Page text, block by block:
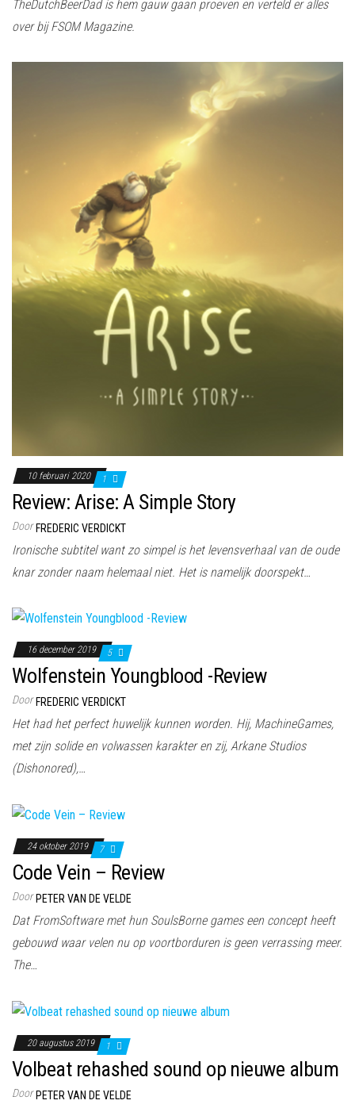
TheDutchBeerDad is hem gauw gaan proeven en verteld er alles
over bij FSOM Magazine.
10 februari 2020 1
Review: Arise: A Simple Story
Door FREDERIC VERDICKT
Ironische subtitel want zo simpel is het levensverhaal van de oude
knar zonder naam helemaal niet. Het is namelijk doorspekt…
16 december 2019 5
Wolfenstein Youngblood -Review
Door FREDERIC VERDICKT
Het had het perfect huwelijk kunnen worden. Hij, MachineGames,
met zijn solide en volwassen karakter en zij, Arkane Studios
(Dishonored),…
24 oktober 2019 7
Code Vein – Review
Door PETER VAN DE VELDE
Dat FromSoftware met hun SoulsBorne games een concept heeft
gebouwd waar velen nu op voortborduren is geen verrassing meer.
The…
20 augustus 2019 1
Volbeat rehashed sound op nieuwe album
Door PETER VAN DE VELDE